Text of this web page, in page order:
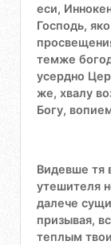
еси,
Господь,
темже
усердно
же, хвалу
Богу,
Видевше тя
утешителя
далече
призывая,
теплым